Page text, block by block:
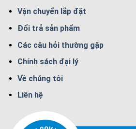
Vận chuyển lắp đặt
Đổi trả sản phẩm
Các câu hỏi thường gặp
Chính sách đại lý
Về chúng tôi
Liên hệ